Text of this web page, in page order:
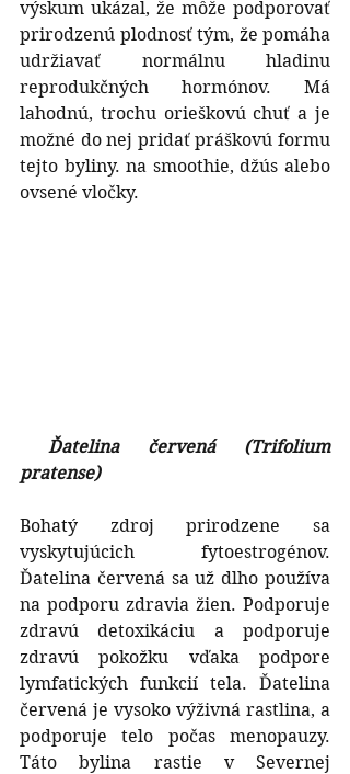
výskum ukázal, že môže podporovať
prirodzenú plodnosť tým, že pomáha
udržiavať normálnu hladinu
reprodukčných hormónov. Má
lahodnú, trochu orieškovú chuť a je
možné do nej pridať práškovú formu
tejto byliny. na smoothie, džús alebo
ovsené vločky.
Ďatelina červená (Trifolium
pratense)
Bohatý zdroj prirodzene sa
vyskytujúcich fytoestrogénov.
Ďatelina červená sa už dlho používa
na podporu zdravia žien. Podporuje
zdravú detoxikáciu a podporuje
zdravú pokožku vďaka podpore
lymfatických funkcií tela. Ďatelina
červená je vysoko výživná rastlina, a
podporuje telo počas menopauzy.
Táto bylina rastie v Severnej